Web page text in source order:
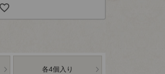
各4個入り